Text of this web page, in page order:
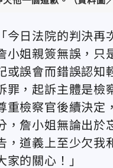
今日法院的判決再
小姐親簽無誤，只
或誤會而錯誤認知
罪，起訴主體是檢
重檢察官後續決定
，詹小姐無論出於
，道義上至少欠我
家的關心！」